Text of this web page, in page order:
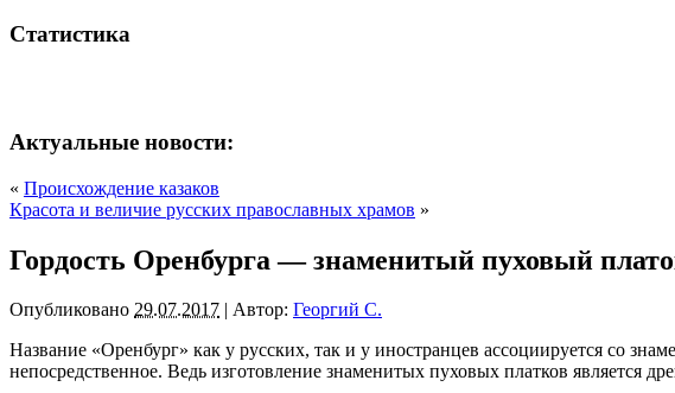
Статистика
Актуальные новости:
« Происхождение казаков
Красота и величие русских православных храмов »
Гордость Оренбурга — знаменитый пуховый
Опубликовано 29.07.2017 | Автор: Георгий С.
Название «Оренбург» как у русских, так и у иностранцев ассоциируется со
непосредственное. Ведь изготовление знаменитых пуховых платков является